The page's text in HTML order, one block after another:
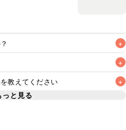
+
るべくお早めにお召し上がりく
+
間のお持ち運びには不向きです
ば短時間でのお持ち運びは可能
剤を添え、お持ち運び後はすぐ
教えてください +
紹介しています。お好みのラッ
。なお、要冷蔵のスイーツのた
をつけることをおすすめいたし
っと見る